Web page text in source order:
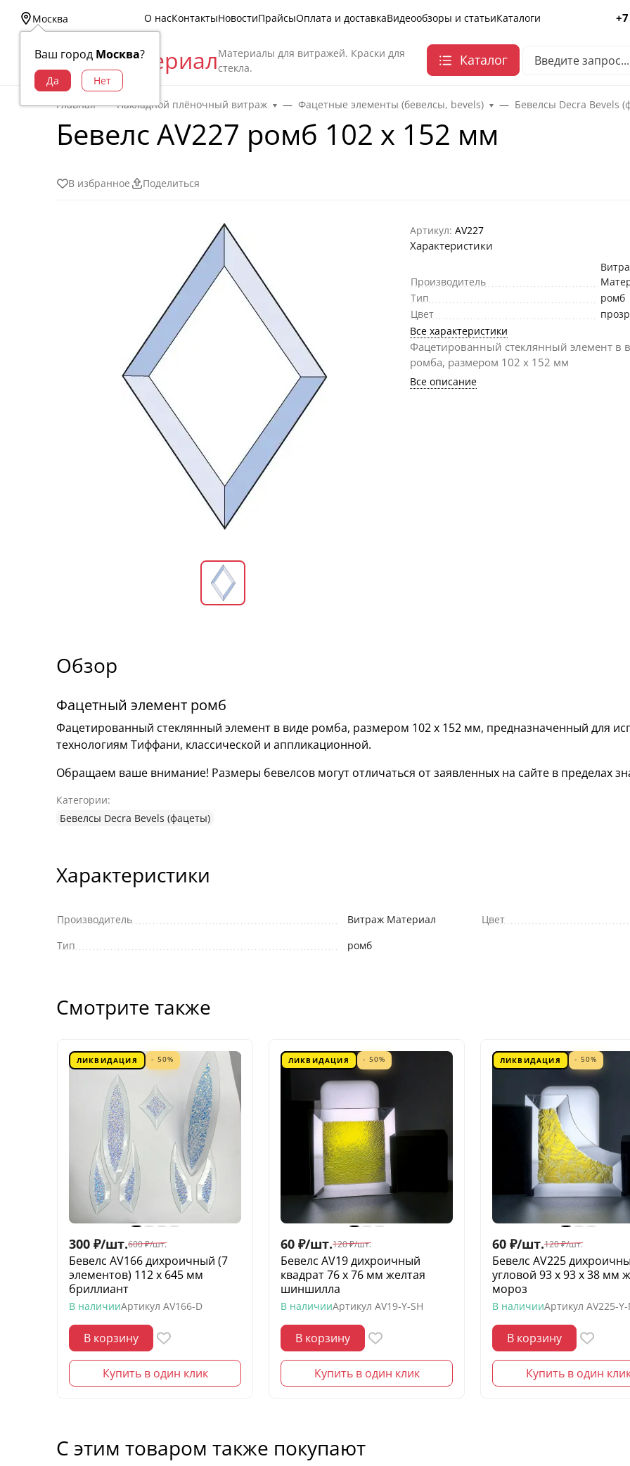
Москва
Ваш город Москва?
О насКонтактыНовостиПрайсыОплата и доставкаВидеообзоры и статьиКаталоги
Витраж МатериалМатериалы для витражей. Краски для
стекла.
Каталог
Главная Накладной плёночный витраж Фацетные элементы (бевелсы, bevels) Бевелсы Decra Bevels
Бевелс AV227 ромб 102 х 152 мм
В избранное Поделиться
Артикул: AV227
Характеристики
Производитель
Тип
ромб
Цвет
Все характеристики
Фацетированный стеклянный элемент в
ромба, размером 102 х 152 мм
Все описание
Обзор
Фацетный элемент ромб
Фацетированный стеклянный элемент в виде ромба, размером 102 х 152 мм, предназначенный для
технологиям Тиффани, классической и аппликационной.
Обращаем ваше внимание! Размеры бевелсов могут отличаться от заявленных на сайте в пределах
Категории:
Бевелсы Decra Bevels (фацеты)
Характеристики
Производитель
Витраж Материал
Тип
ромб
Цвет
Смотрите также
ЛИКВИДАЦИЯ - 50%
300 ₽/шт.600 ₽/шт.
Бевелс AV166 дихроичный (7
элементов) 112 х 645 мм
бриллиант
В наличииАртикул AV166-D
В корзину
Купить в один клик
ЛИКВИДАЦИЯ - 50%
60 ₽/шт.120 ₽/шт.
Бевелс AV19 дихроичный
квадрат 76 х 76 мм желтая
шиншилла
В наличииАртикул AV19-Y-SH
В корзину
Купить в один клик
ЛИКВИДАЦИЯ - 50%
60 ₽/шт.120 ₽/шт.
Бевелс AV225
угловой 93 х 93 х 38 мм
мороз
В наличииАртикул AV225-
В корзину
Купить в один
С этим товаром также покупают